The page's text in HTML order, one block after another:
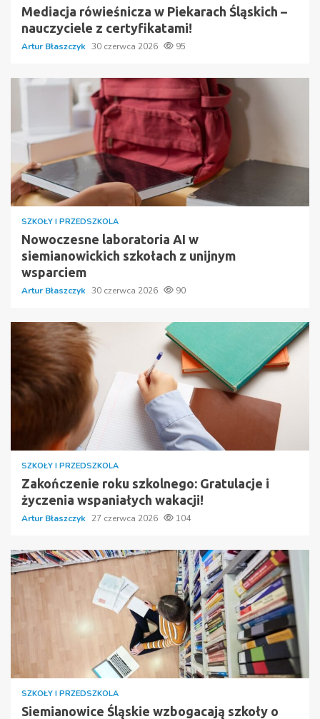
Mediacja rówieśnicza w Piekarach Śląskich –
nauczyciele z certyfikatami!
Artur Błaszczyk 30 czerwca 2026 95
SZKOŁY I PRZEDSZKOLA
Nowoczesne laboratoria AI w
siemianowickich szkołach z unijnym
wsparciem
Artur Błaszczyk 30 czerwca 2026 90
SZKOŁY I PRZEDSZKOLA
Zakończenie roku szkolnego: Gratulacje i
życzenia wspaniałych wakacji!
Artur Błaszczyk 27 czerwca 2026 104
SZKOŁY I PRZEDSZKOLA
Siemianowice Śląskie wzbogacają szkoły o